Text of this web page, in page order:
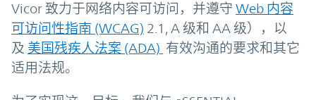
Vicor 致力于网络内容可访问，并遵守 Web 内容
可访问性指南 (WCAG) 2.1, A 级和 AA 级），以
及 美国残疾人法案 (ADA) 有效沟通的要求和其它
适用法规。